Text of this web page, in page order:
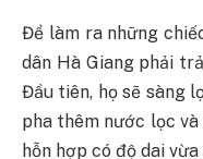
Để làm ra những
dân Hà Giang phải
Đầu tiên, họ sẽ sàng
pha thêm nước lọc
hỗn hợp có độ dai vừa